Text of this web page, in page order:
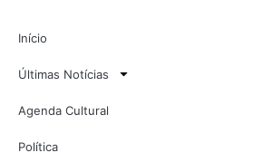
Início
Últimas Notícias
Agenda Cultural
Política